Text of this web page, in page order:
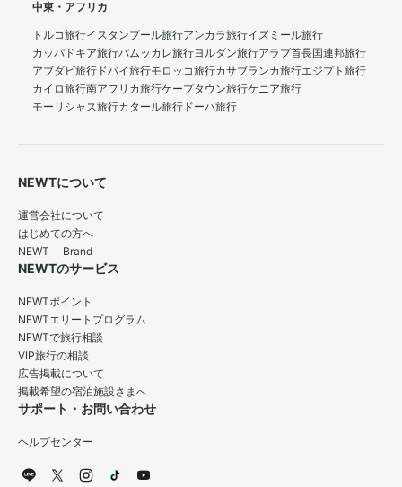
中東・アフリカ
トルコ旅行イスタンブール旅行アンカラ旅行イズミール旅行
カッパドキア旅行パムッカレ旅行ヨルダン旅行アラブ首長国連邦旅行
アブダビ旅行 ドバイ旅行モロッコ旅行カサブランカ旅行エジプト旅行
カイロ旅行南アフリカ旅行ケープタウン旅行ケニア旅行
モーリシャス旅行カタール旅行 ドーハ旅行
NEWTについて
運営会社について
はじめての方へ
NEWT Brand
NEWTのサービス
NEWTポイント
NEWTエリートプログラム
NEWTで旅行相談
VIP旅行の相談
広告掲載について
掲載希望の宿泊施設さまへ
サポート・お問い合わせ
ヘルプセンター